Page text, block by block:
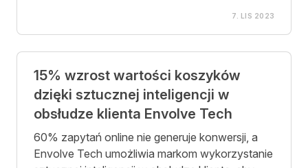
7. LIS 2023
15% wzrost wartości koszyków
dzięki sztucznej inteligencji w
obsłudze klienta Envolve Tech
60% zapytań online nie generuje konwersji, a
Envolve Tech umożliwia markom wykorzystanie